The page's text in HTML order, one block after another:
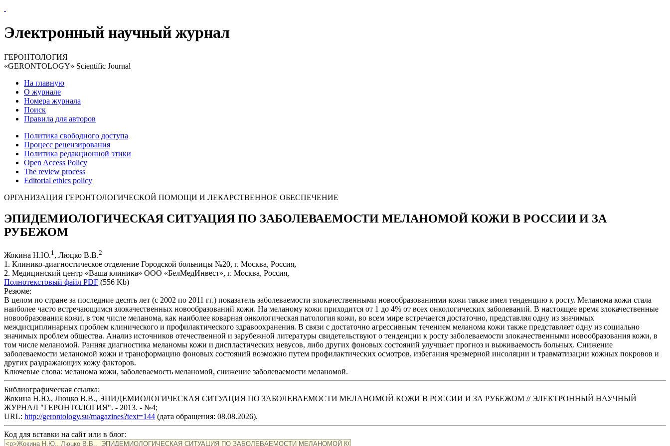
Электронный научный журнал
ГЕРОНТОЛОГИЯ
«GERONTOLOGY» Scientific Journal
На главную
О журнале
Номера журнала
Поиск
Правила для авторов
Политика свободного доступа
Процесс рецензирования
Политика редакционной этики
Open Access Policy
The review process
Editorial ethics policy
ОРГАНИЗАЦИЯ ГЕРОНТОЛОГИЧЕСКОЙ ПОМОЩИ И ЛЕКАРСТВЕННОЕ ОБЕСПЕЧЕНИЕ
ЭПИДЕМИОЛОГИЧЕСКАЯ СИТУАЦИЯ ПО ЗАБОЛЕВАЕМОСТИ МЕЛАНОМОЙ КОЖИ В РОССИИ И ЗА
РУБЕЖОМ
Жокина Н.Ю.1 , Люцко В.В.2
1. Клинико-диагностическое отделение Городской больницы №20, г. Москва, Россия,
2. Медицинский центр «Ваша клиника» ООО «БелМедИнвест», г. Москва, Россия,
Полнотекстовый файл PDF (556 Kb)
Резюме:
В целом по стране за последние десять лет (с 2002 по 2011 гг.) показатель заболеваемости злокачественными новообразованиями кожи также имел тенденцию к росту. Меланома кожи стала
наиболее часто встречающимся злокачественных новообразований кожи. На меланому кожи приходится от 1 до 4% от всех онкологических заболеваний. В настоящее время злокачественные
новообразования кожи, в том числе меланома, как наиболее коварная онкологическая патология кожи, во всем мире встречается достаточно, представляя одну из значимых
междисциплинарных проблем клинического и профилактического здравоохранения. В связи с достаточно агрессивным течением меланома кожи также представляет одну из социально
значимых проблем общества. Анализ источников отечественной и зарубежной литературы свидетельствуют о тенденции к росту заболеваемости злокачественными новообразования кожи, в
том числе меланомой. Ранняя диагностика меланомы кожи и диспластических невусов, либо других фоновых состояний улучшает прогноз и выживаемость больных. Снижение
заболеваемости меланомой кожи и трансформацию фоновых состояний возможно путем профилактических осмотров, избегания чрезмерной инсоляции и травматизации кожных покровов и
других раздражающих кожу факторов.
Ключевые слова: меланома кожи, заболеваемость меланомой, снижение заболеваемости меланомой.
Библиографическая ссылка:
Жокина Н.Ю., Люцко В.В., ЭПИДЕМИОЛОГИЧЕСКАЯ СИТУАЦИЯ ПО ЗАБОЛЕВАЕМОСТИ МЕЛАНОМОЙ КОЖИ В РОССИИ И ЗА РУБЕЖОМ // ЭЛЕКТРОННЫЙ НАУЧНЫЙ
ЖУРНАЛ "ГЕРОНТОЛОГИЯ". - 2013. - №4;
URL: http://gerontology.su/magazines?text=144 (дата обращения: 08.08.2026).
Код для вставки на сайт или в блог: